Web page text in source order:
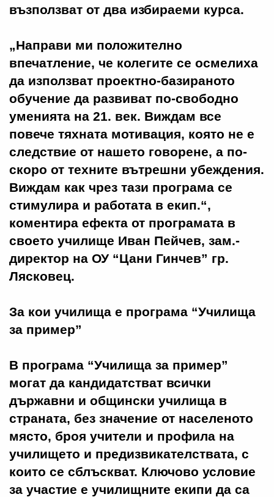
възползват от два избираеми курса.
„Направи ми положително
впечатление, че колегите се осмелиха
да използват проектно-базираното
обучение да развиват по-свободно
уменията на 21. век. Виждам все
повече тяхната мотивация, която не е
следствие от нашето говорене, а по-
скоро от техните вътрешни убеждения.
Виждам как чрез тази програма се
стимулира и работата в екип.“,
коментира ефекта от програмата в
своето училище Иван Пейчев, зам.-
директор на ОУ “Цани Гинчев” гр.
Лясковец.
За кои училища е програма “Училища
за пример”
В програма “Училища за пример”
могат да кандидатстват всички
държавни и общински училища в
страната, без значение от населеното
място, броя учители и профила на
училището и предизвикателствата, с
които се сблъскват. Ключово условие
за участие е училищните екипи да са